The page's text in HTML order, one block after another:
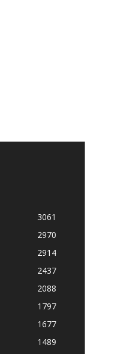
3061
2970
2914
2437
2088
1797
1677
1489